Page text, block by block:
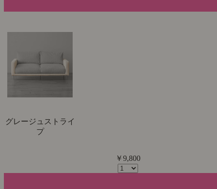
グレージュストライ
プ
￥9,800